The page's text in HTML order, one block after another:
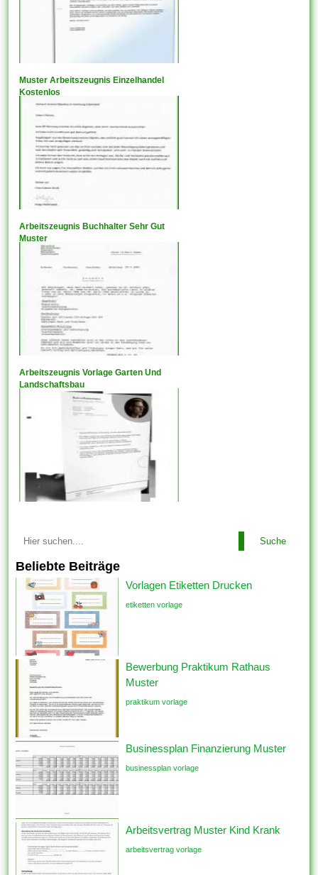
Muster Arbeitszeugnis Einzelhandel
Kostenlos
Arbeitszeugnis Buchhalter Sehr Gut
Muster
Arbeitszeugnis Vorlage Garten Und
Landschaftsbau
Suche
Beliebte Beiträge
Vorlagen Etiketten Drucken
etiketten vorlage
Bewerbung Praktikum Rathaus
Muster
praktikum vorlage
Businessplan Finanzierung Muster
businessplan vorlage
Arbeitsvertrag Muster Kind Krank
arbeitsvertrag vorlage